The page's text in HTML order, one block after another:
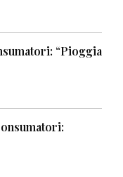
“Pioggia